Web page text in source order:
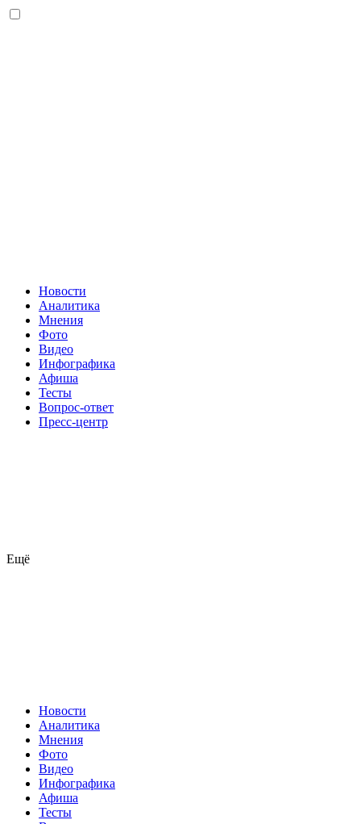
Новости
Аналитика
Мнения
Фото
Видео
Инфографика
Афиша
Тесты
Вопрос-ответ
Пресс-центр
Ещё
Новости
Аналитика
Мнения
Фото
Видео
Инфографика
Афиша
Тесты